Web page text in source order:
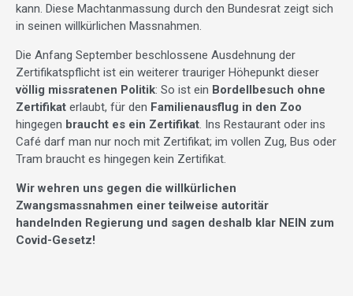
kann. Diese Machtanmassung durch den Bundesrat zeigt sich
in seinen willkürlichen Massnahmen.
Die Anfang September beschlossene Ausdehnung der
Zertifikatspflicht ist ein weiterer trauriger Höhepunkt dieser
völlig missratenen Politik: So ist ein Bordellbesuch ohne
Zertifikat erlaubt, für den Familienausflug in den Zoo
hingegen braucht es ein Zertifikat. Ins Restaurant oder ins
Café darf man nur noch mit Zertifikat; im vollen Zug, Bus oder
Tram braucht es hingegen kein Zertifikat.
Wir wehren uns gegen die willkürlichen
Zwangsmassnahmen einer teilweise autoritär
handelnden Regierung und sagen deshalb klar NEIN zum
Covid-Gesetz!